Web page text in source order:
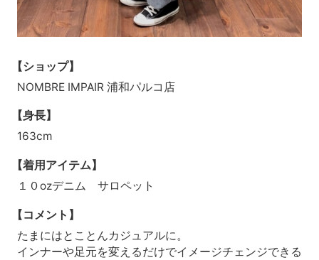
【ショップ】
NOMBRE IMPAIR 浦和パルコ店
【身長】
163cm
【着用アイテム】
１０ozデニム サロペット
【コメント】
たまにはとことんカジュアルに。
インナーや足元を変えるだけでイメージチェンジできる